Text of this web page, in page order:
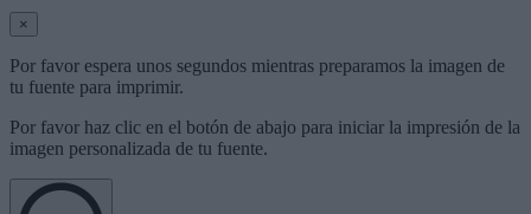
×
Por favor espera unos segundos mientras preparamos la imagen de
tu fuente para imprimir.
Por favor haz clic en el botón de abajo para iniciar la impresión de la
imagen personalizada de tu fuente.